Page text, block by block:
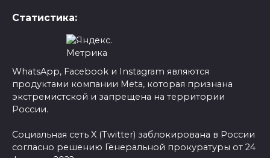
Статистика:
WhatsApp, Facebook и Instagram являются
продуктами компании Meta, которая признана
экстремистской и запрещена на территории
России.
Социальная сеть X (Twitter) заблокирована в России
согласно решению Генеральной прокуратуры от 24